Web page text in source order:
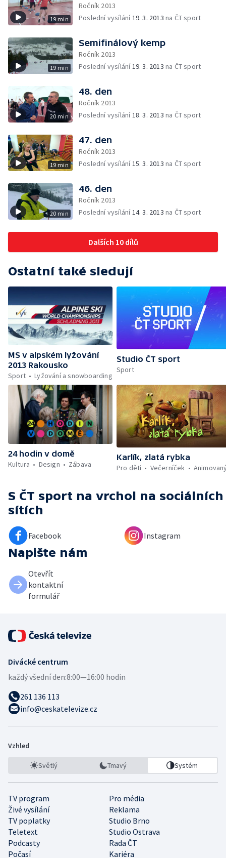
19 min
Ročník 2013
Poslední vysílání19. 3. 2013 na ČT sport
19 min
Semifinálový kemp
Ročník 2013
Poslední vysílání19. 3. 2013 na ČT sport
20 min
48. den
Ročník 2013
Poslední vysílání18. 3. 2013 na ČT sport
19 min
47. den
Ročník 2013
Poslední vysílání15. 3. 2013 na ČT sport
20 min
46. den
Ročník 2013
Poslední vysílání14. 3. 2013 na ČT sport
Dalších 10 dílů
Ostatní také sledují
MS v alpském lyžování
2013 Rakousko
Sport
Lyžování a snowboarding
Studio ČT sport
Sport
24 hodin v domě
Kultura
Design Zábava
Karlík, zlatá rybka
Pro děti
Večerníček
S ČT sport na vrchol na sociálních
sítích
Facebook Instagram
Napište nám
Otevřít
kontaktní
formulář
Divácké centrum
každý všední den:8:00—16:00 hodin
261 136 113
info@ceskatelevize.cz
Vzhled
Světlý Tmavý Systém
TV program
Pro média
Živé vysílání
Reklama
TV poplatky
Studio Brno
Teletext
Studio Ostrava
Podcasty
Rada ČT
Počasí
Kariéra